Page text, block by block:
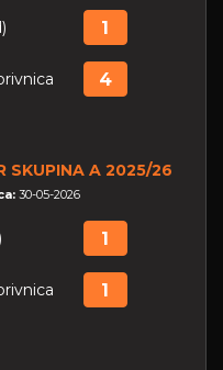
1
4
SKUPINA A 2025/26
30-05-2026
1
1